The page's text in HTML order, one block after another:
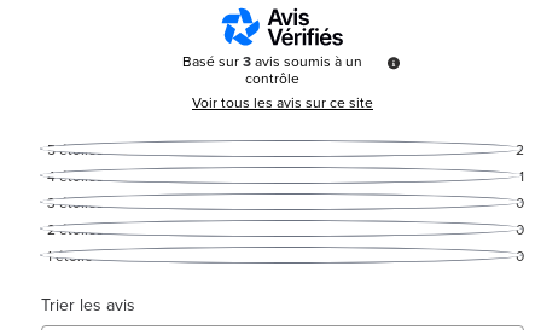
Basé sur3avis soumis à un
contrôle
Voir tous les avis sur ce site
5étoiles
2
4étoiles
1
3étoiles
0
2étoiles
0
1étoile 0
Trier les avis